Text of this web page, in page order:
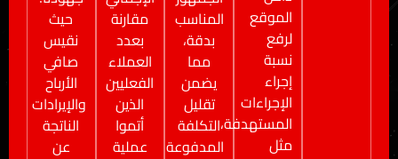
المناسب
بدقة،
مما
يضمن
تقليل
التكلفة
المدفوعة
مقارنة
بعدد
العملاء
الفعليين
الذين
أتموا
عملية
حيث
نقيس
صافي
الأرباح
والإيرادات
الناتجة
عن